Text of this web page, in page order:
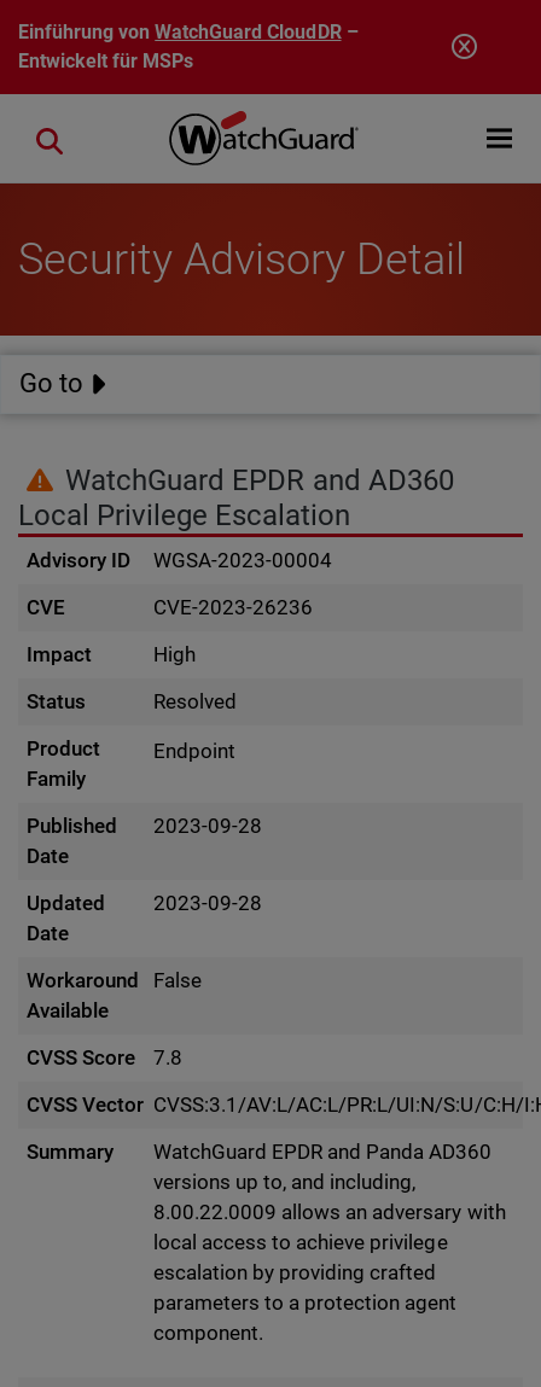
Direkt zum Inhalt
Einführung vonWatchGuard CloudDR–
Entwickelt für MSPs
Open
Close search
Security Advisory Detail
Go to
WatchGuard EPDR and AD360
Local Privilege Escalation
Advisory ID
WGSA-2023-00004
CVE
CVE-2023-26236
Impact
High
Status
Resolved
Product
Family
Endpoint
Published
Date
2023-09-28
Updated
Date
2023-09-28
Workaround
Available
False
CVSS Score
7.8
CVSS Vector CVSS:3.1/AV:L/AC:L/PR:L/UI:N/S:U/C:H/
Summary
WatchGuard EPDR and Panda AD360
versions up to, and including,
8.00.22.0009 allows an adversary with
local access to achieve privilege
escalation by providing crafted
parameters to a protection agent
component.